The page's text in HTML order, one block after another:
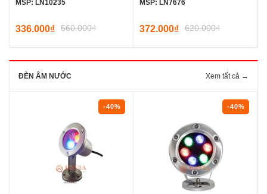
MSP: LN10235
336.000₫ 560.000₫
MSP: LN7676
372.000₫ 620.000₫
ĐÈN ÂM NƯỚC Xem tất cả →
-40% -40%